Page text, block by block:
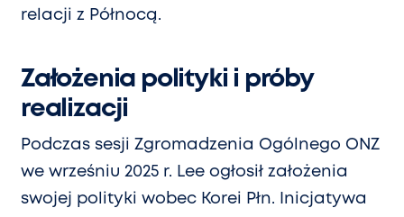
relacji z Północą.
Założenia polityki i próby
realizacji
Podczas sesji Zgromadzenia Ogólnego ONZ
we wrześniu 2025 r. Lee ogłosił założenia
swojej polityki wobec Korei Płn. Inicjatywa